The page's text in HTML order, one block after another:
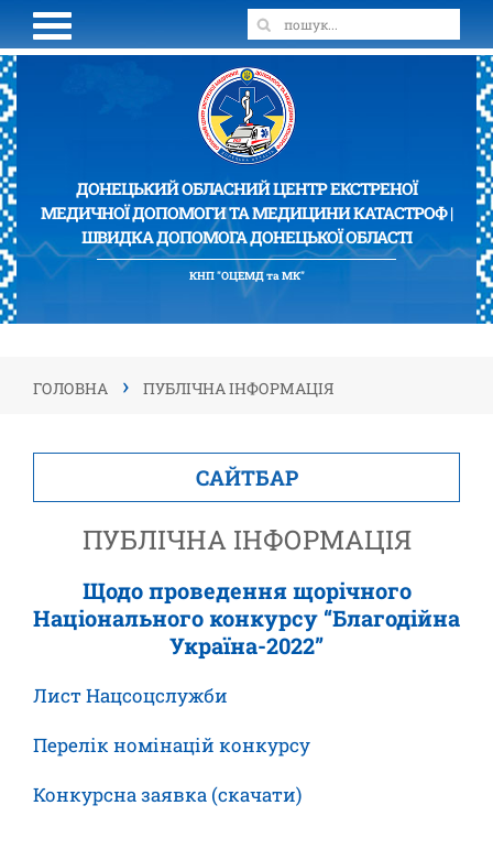
ДОНЕЦЬКИЙ ОБЛАСНИЙ ЦЕНТР ЕКСТРЕНОЇ
МЕДИЧНОЇ ДОПОМОГИ ТА МЕДИЦИНИ КАТАСТРОФ |
ШВИДКА ДОПОМОГА ДОНЕЦЬКОЇ ОБЛАСТІ
КНП "ОЦЕМД та МК"
ГОЛОВНА › ПУБЛІЧНА ІНФОРМАЦІЯ
САЙТБАР
ПУБЛІЧНА ІНФОРМАЦІЯ
Щодо проведення щорічного
Національного конкурсу “Благодійна
Україна-2022”
Лист Нацсоцслужби
Перелік номінацій конкурсу
Конкурсна заявка (скачати)